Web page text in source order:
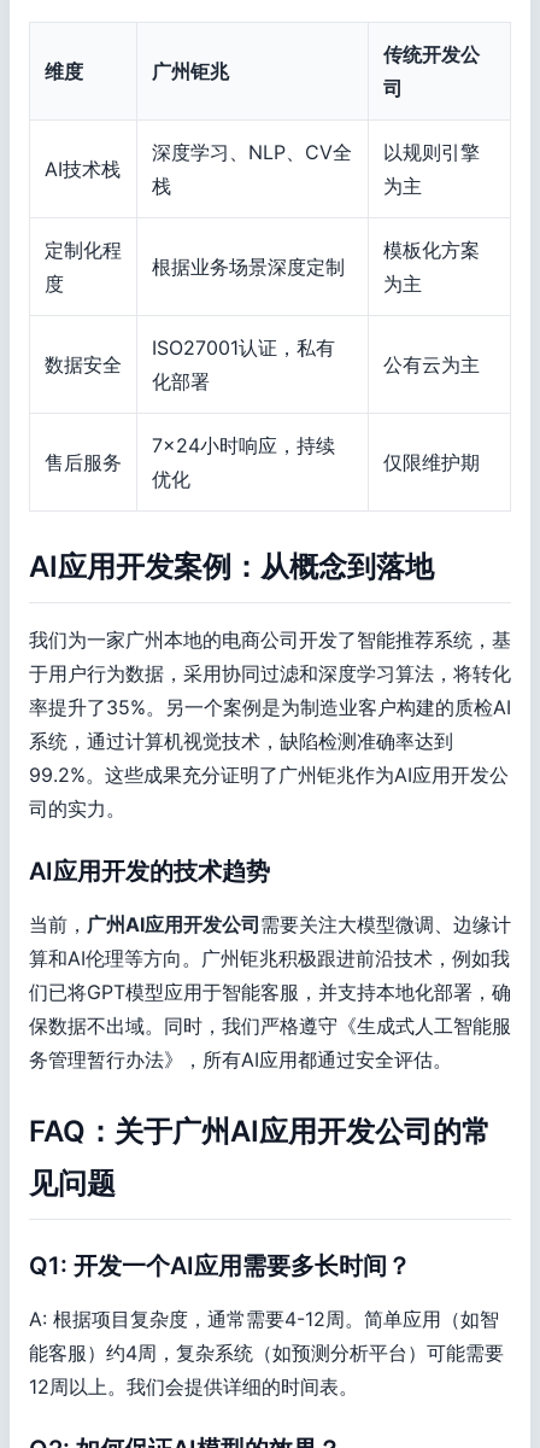
维度 广州钜兆
传统开发公
司
AI技术栈
深度学习、NLP、CV全
栈
以规则引擎
为主
定制化程
度
根据业务场景深度定制
模板化方案
为主
数据安全
ISO27001认证，私有
化部署
公有云为主
售后服务
7×24小时响应，持续
优化
仅限维护期
AI应用开发案例：从概念到落地
我们为一家广州本地的电商公司开发了智能推荐系统，基
于用户行为数据，采用协同过滤和深度学习算法，将转化
率提升了35%。另一个案例是为制造业客户构建的质检AI
系统，通过计算机视觉技术，缺陷检测准确率达到
99.2%。这些成果充分证明了广州钜兆作为AI应用开发公
司的实力。
AI应用开发的技术趋势
当前， 广州AI应用开发公司 需要关注大模型微调、边缘计
算和AI伦理等方向。广州钜兆积极跟进前沿技术，例如我
们已将GPT模型应用于智能客服，并支持本地化部署，确
保数据不出域。同时，我们严格遵守《生成式人工智能服
务管理暂行办法》，所有AI应用都通过安全评估。
FAQ：关于广州AI应用开发公司的常
见问题
Q1: 开发一个AI应用需要多长时间？
A: 根据项目复杂度，通常需要4-12周。简单应用（如智
能客服）约4周，复杂系统（如预测分析平台）可能需要
12周以上。我们会提供详细的时间表。